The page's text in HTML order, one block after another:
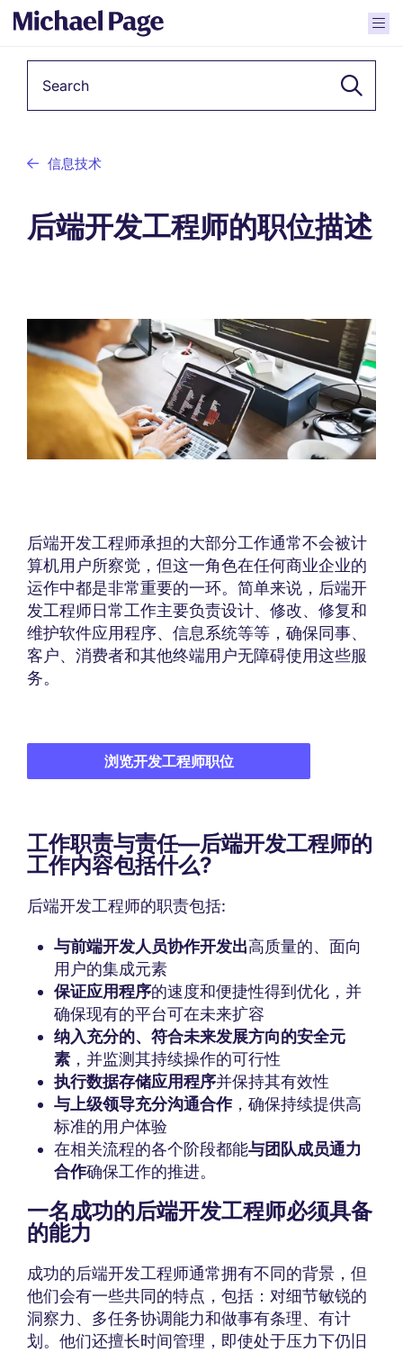
信息技术
后端开发工程师的职位描述
后端开发工程师承担的大部分工作通常不会被计
算机用户所察觉，但这一角色在任何商业企业的
运作中都是非常重要的一环。简单来说，后端开
发工程师日常工作主要负责设计、修改、修复和
维护软件应用程序、信息系统等等，确保同事、
客户、消费者和其他终端用户无障碍使用这些服
务。
浏览开发工程师职位
工作职责与责任—后端开发工程师的
工作内容包括什么?
后端开发工程师的职责包括:
与前端开发人员协作开发出高质量的、面向
用户的集成元素
保证应用程序的速度和便捷性得到优化，并
确保现有的平台可在未来扩容
纳入充分的、符合未来发展方向的安全元
素 ，并监测其持续操作的可行性
执行数据存储应用程序并保持其有效性
与上级领导充分沟通合作，确保持续提供高
标准的用户体验
在相关流程的各个阶段都能与团队成员通力
合作确保工作的推进。
一名成功的后端开发工程师必须具备
的能力
成功的后端开发工程师通常拥有不同的背景，但
他们会有一些共同的特点，包括：对细节敏锐的
洞察力、多任务协调能力和做事有条理、有计
划。他们还擅长时间管理，即使处于压力下仍旧